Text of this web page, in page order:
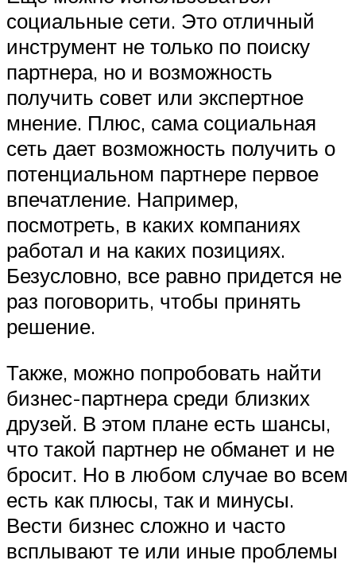
социальные сети. Это отличный
инструмент не только по поиску
партнера, но и возможность
получить совет или экспертное
мнение. Плюс, сама социальная
сеть дает возможность получить о
потенциальном партнере первое
впечатление. Например,
посмотреть, в каких компаниях
работал и на каких позициях.
Безусловно, все равно придется не
раз поговорить, чтобы принять
решение.
Также, можно попробовать найти
бизнес-партнера среди близких
друзей. В этом плане есть шансы,
что такой партнер не обманет и не
бросит. Но в любом случае во всем
есть как плюсы, так и минусы.
Вести бизнес сложно и часто
всплывают те или иные проблемы